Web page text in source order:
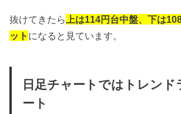
抜けてきたら
上は114円台中盤、下は
ット になると見ています。
日足チャートではトレン
ート